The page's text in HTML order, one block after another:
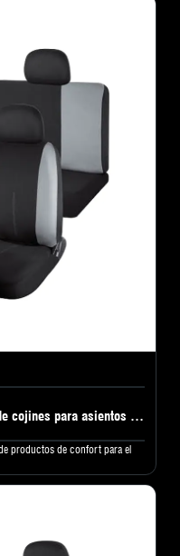
¿Cómo puede adaptarse la fábrica de cojines para asientos a las fluctuaciones estacionales del mercado?
productos de confort para el